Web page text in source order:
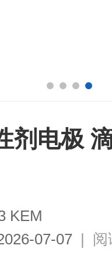
剂电极
KEM
07-07 | 阅